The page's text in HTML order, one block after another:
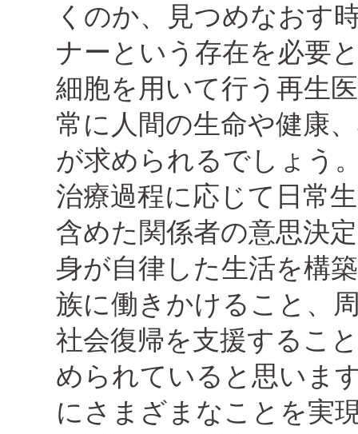
くのか、見つめなおす
ナーという存在を必要
細胞を用いて行う再生
常に人間の生命や健康
が求められるでしょう
治療過程に応じて日常
含めた関係者の意思決
身が自律した生活を構
族に働きかけること、
社会復帰を支援するこ
められていると思いま
にさまざまなことを実